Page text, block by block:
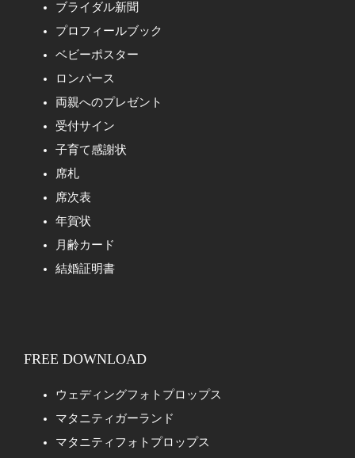
ブライダル新聞
プロフィールブック
ベビーポスター
ロンパース
両親へのプレゼント
受付サイン
子育て感謝状
席札
席次表
年賀状
月齢カード
結婚証明書
FREE DOWNLOAD
ウェディングフォトプロップス
マタニティガーランド
マタニティフォトプロップス